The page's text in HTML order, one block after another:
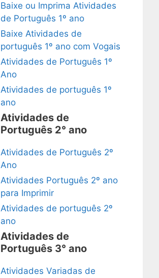
Baixe ou Imprima Atividades
de Português 1º ano
Baixe Atividades de
português 1º ano com Vogais
Atividades de Português 1º
Ano
Atividades de português 1º
ano
Atividades de
Português 2° ano
Atividades de Português 2º
Ano
Atividades Português 2º ano
para Imprimir
Atividades de português 2º
ano
Atividades de
Português 3° ano
Atividades Variadas de